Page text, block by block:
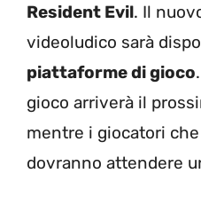
Resident Evil. Il
videoludico sarà
piattaforme di gioco
gioco arriverà il
mentre i giocatori
dovranno attendere